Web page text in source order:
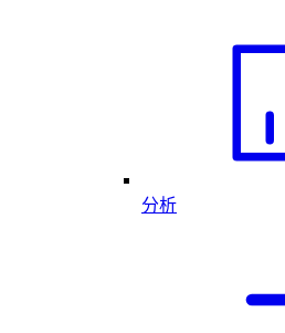
分析